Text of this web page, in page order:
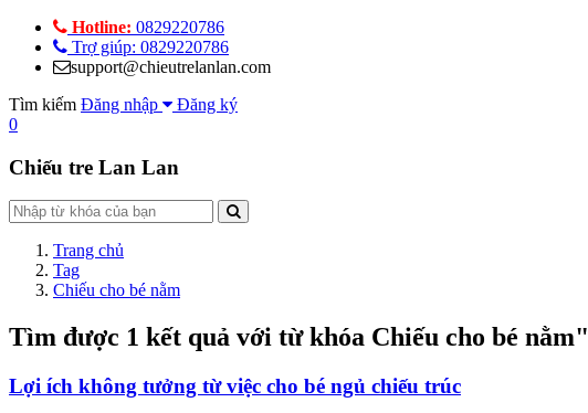
Hotline: 0829220786
Trợ giúp: 0829220786
support@chieutrelanlan.com
Tìm kiếm Đăng nhập
Đăng ký
0
Chiếu tre Lan Lan
Trang chủ
Tag
Chiếu cho bé nằm
Tìm được 1 kết quả với từ khóa Chiếu cho bé nằm"
Lợi ích không tưởng từ việc cho bé ngủ chiếu trúc